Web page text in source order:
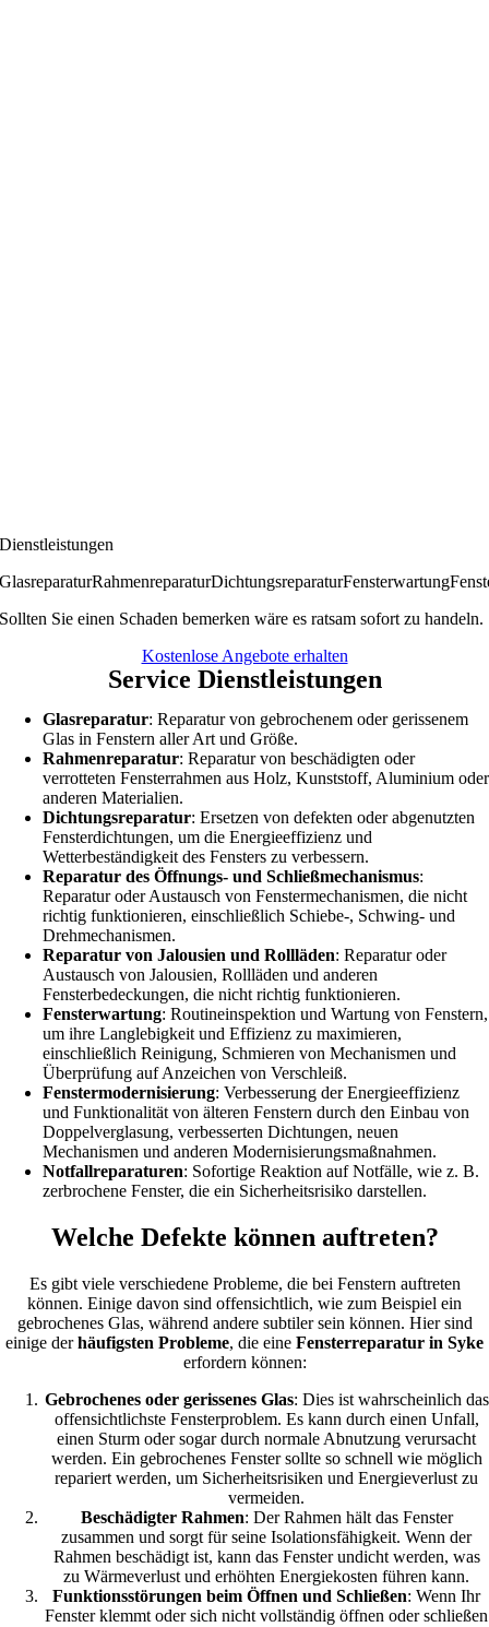
Dienstleistungen
GlasreparaturRahmenreparaturDichtungsreparaturFensterwartung
Sollten Sie einen Schaden bemerken wäre es ratsam sofort zu handeln.
Kostenlose Angebote erhalten
Service Dienstleistungen
Glasreparatur: Reparatur von gebrochenem oder gerissenem
Glas in Fenstern aller Art und Größe.
Rahmenreparatur: Reparatur von beschädigten oder
verrotteten Fensterrahmen aus Holz, Kunststoff, Aluminium oder
anderen Materialien.
Dichtungsreparatur: Ersetzen von defekten oder abgenutzten
Fensterdichtungen, um die Energieeffizienz und
Wetterbeständigkeit des Fensters zu verbessern.
Reparatur des Öffnungs- und Schließmechanismus:
Reparatur oder Austausch von Fenstermechanismen, die nicht
richtig funktionieren, einschließlich Schiebe-, Schwing- und
Drehmechanismen.
Reparatur von Jalousien und Rollläden: Reparatur oder
Austausch von Jalousien, Rollläden und anderen
Fensterbedeckungen, die nicht richtig funktionieren.
Fensterwartung: Routineinspektion und Wartung von Fenstern,
um ihre Langlebigkeit und Effizienz zu maximieren,
einschließlich Reinigung, Schmieren von Mechanismen und
Überprüfung auf Anzeichen von Verschleiß.
Fenstermodernisierung: Verbesserung der Energieeffizienz
und Funktionalität von älteren Fenstern durch den Einbau von
Doppelverglasung, verbesserten Dichtungen, neuen
Mechanismen und anderen Modernisierungsmaßnahmen.
Notfallreparaturen: Sofortige Reaktion auf Notfälle, wie z. B.
zerbrochene Fenster, die ein Sicherheitsrisiko darstellen.
Welche Defekte können auftreten?
Es gibt viele verschiedene Probleme, die bei Fenstern auftreten
können. Einige davon sind offensichtlich, wie zum Beispiel ein
gebrochenes Glas, während andere subtiler sein können. Hier sind
einige derhäufigsten Probleme, die eine Fensterreparatur in Syke
erfordern können:
Gebrochenes oder gerissenes Glas: Dies ist wahrscheinlich das
offensichtlichste Fensterproblem. Es kann durch einen Unfall,
einen Sturm oder sogar durch normale Abnutzung verursacht
werden. Ein gebrochenes Fenster sollte so schnell wie möglich
repariert werden, um Sicherheitsrisiken und Energieverlust zu
vermeiden.
Beschädigter Rahmen: Der Rahmen hält das Fenster
zusammen und sorgt für seine Isolationsfähigkeit. Wenn der
Rahmen beschädigt ist, kann das Fenster undicht werden, was
zu Wärmeverlust und erhöhten Energiekosten führen kann.
Funktionsstörungen beim Öffnen und Schließen: Wenn Ihr
Fenster klemmt oder sich nicht vollständig öffnen oder schließen